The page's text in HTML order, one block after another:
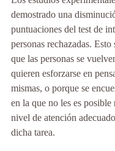
demostrado una
puntuaciones del test de
personas rechazadas. Esto
que las personas se
quieren esforzarse en
mismas, o porque se
en la que no les es posible
nivel de atención
dicha tarea.